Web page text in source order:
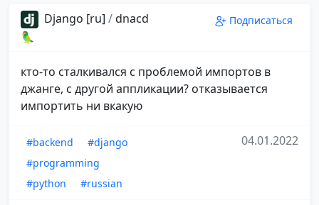
Django [ru] /dnacd
🦜
Подписаться
кто-то сталкивался с проблемой импортов в
джанге, с другой аппликации? отказывается
импортить ни вкакую
#backend
#django
#programming
#python
#russian
04.01.2022